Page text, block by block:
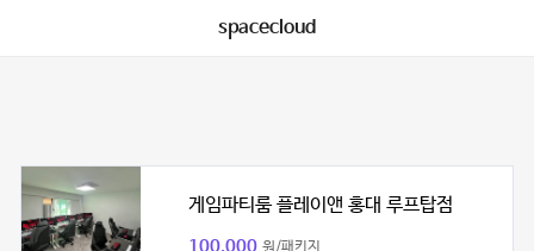
spacecloud
게임파티룸 플레이앤 홍대 루프탑점
100,000 원/패키지